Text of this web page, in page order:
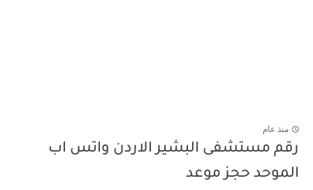
منذ عام
رقم مستشفى البشير الاردن واتس اب
الموحد حجز موعد